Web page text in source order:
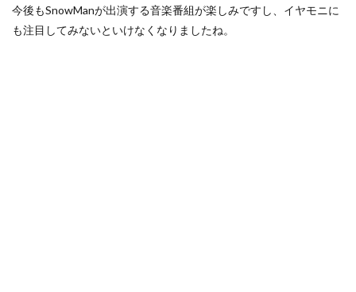
今後もSnowManが出演する音楽番組が楽しみですし、イヤモニに
も注目してみないといけなくなりましたね。